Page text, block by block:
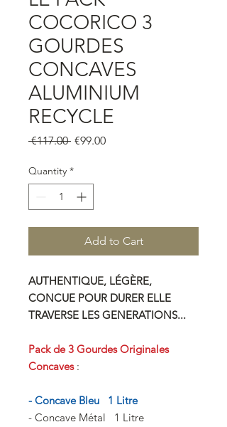
COCORICO 3
GOURDES
CONCAVES
ALUMINIUM
RECYCLE
€117.00 Regular
€99.00Sale
Quantity *
Add to Cart
AUTHENTIQUE, LÉGÈRE,
CONCUE POUR DURER ELLE
TRAVERSE LES GENERATIONS...
Pack de 3 Gourdes Originales
Concaves:
- Concave Bleu 1 Litre
- Concave Métal 1 Litre